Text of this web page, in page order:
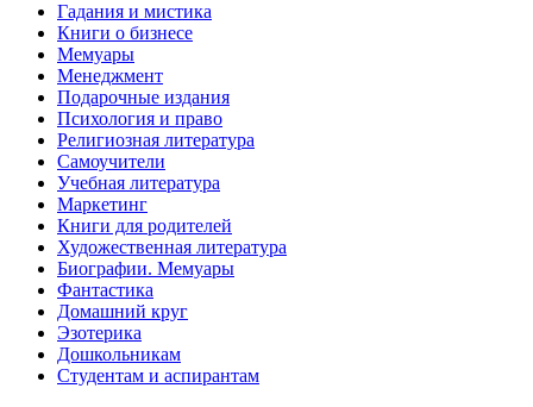
Гадания и мистика
Книги о бизнесе
Мемуары
Менеджмент
Подарочные издания
Психология и право
Религиозная литература
Самоучители
Учебная литература
Маркетинг
Книги для родителей
Художественная литература
Биографии. Мемуары
Фантастика
Домашний круг
Эзотерика
Дошкольникам
Студентам и аспирантам